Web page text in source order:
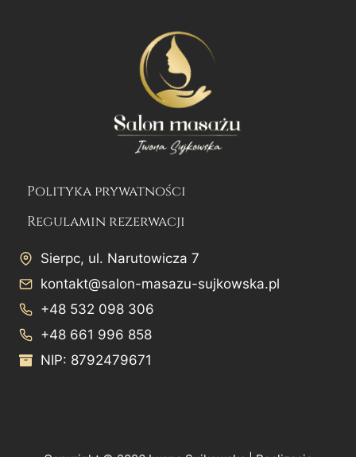
Polityka prywatności
Regulamin rezerwacji
Sierpc, ul. Narutowicza 7
kontakt@salon-masazu-sujkowska.pl
+48 532 098 306
+48 661 996 858
NIP: 8792479671